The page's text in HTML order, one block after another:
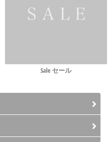
Sale セール